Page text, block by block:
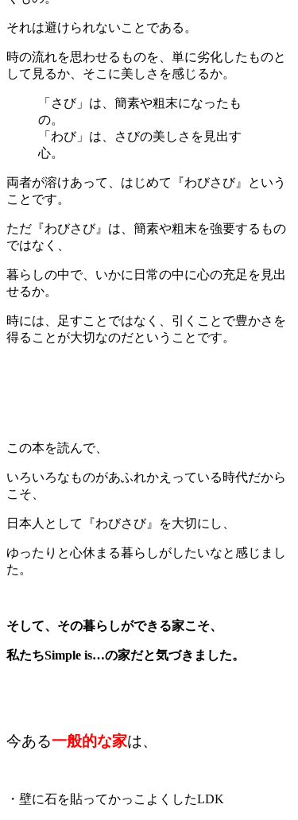
それは避けられないことである。
時の流れを思わせるものを、単に劣化したものと
して見るか、そこに美しさを感じるか。
「さび」は、簡素や粗末になったも
の。
「わび」は、さびの美しさを見出す
心。
両者が溶けあって、はじめて『わびさび』という
ことです。
ただ『わびさび』は、簡素や粗末を強要するもの
ではなく、
暮らしの中で、いかに日常の中に心の充足を見出
せるか。
時には、足すことではなく、引くことで豊かさを
得ることが大切なのだということです。
この本を読んで、
いろいろなものがあふれかえっている時代だから
こそ、
日本人として『わびさび』を大切にし、
ゆったりと心休まる暮らしがしたいなと感じまし
た。
そして、その暮らしができる家こそ、
私たちSimple is…の家だと気づきました。
今ある一般的な家は、
・壁に石を貼ってかっこよくしたLDK